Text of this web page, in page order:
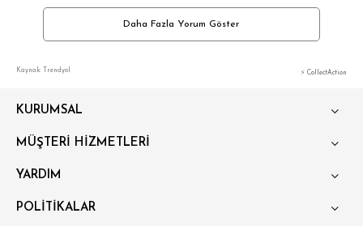
Daha Fazla Yorum Göster
Kaynak: Trendyol ⚡ CollectAction
KURUMSAL
MÜŞTERİ HİZMETLERİ
YARDIM
POLİTİKALAR